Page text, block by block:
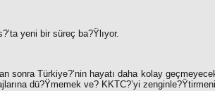
yeni bir süreç ba?Ÿlıyor.
sonra Türkiye?’nin hayatı daha kolay
dü?Ÿmemek ve? KKTC?’yi